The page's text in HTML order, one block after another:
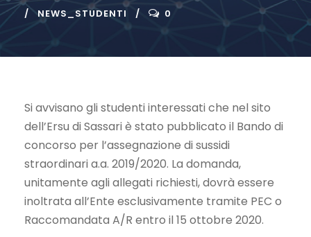
NEWS_STUDENTI 0
Si avvisano gli studenti interessati che nel sito
dell’Ersu di Sassari è stato pubblicato il Bando di
concorso per l’assegnazione di sussidi
straordinari a.a. 2019/2020. La domanda,
unitamente agli allegati richiesti, dovrà essere
inoltrata all’Ente esclusivamente tramite PEC o
Raccomandata A/R entro il 15 ottobre 2020.